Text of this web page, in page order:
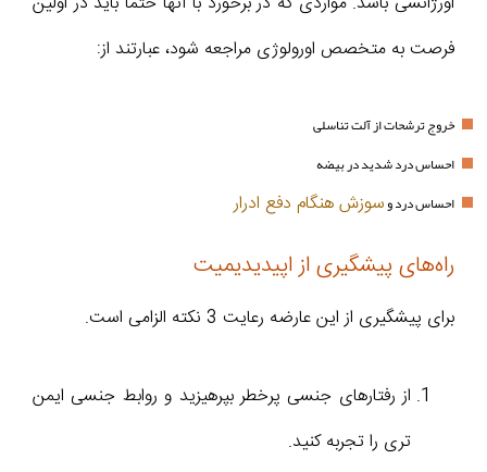
فرصت به متخصص اورولوژی مراجعه شود، عبارتند از:
خروج ترشحات از آلت تناسلی
احساس درد شدید در بیضه
احساس درد وسوزش هنگام دفع ادرار
راه‌های پیشگيری از اپیدیدیمیت
برای پیشگیری از این عارضه رعایت 3 نکته الزامی است.
از رفتارهای جنسی پرخطر بپرهیزید و روابط جنسی ایمن
تری را تجربه کنید.